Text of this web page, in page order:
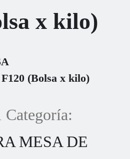
x kilo)
(Bolsa x kilo)
Categoría:
MESA DE